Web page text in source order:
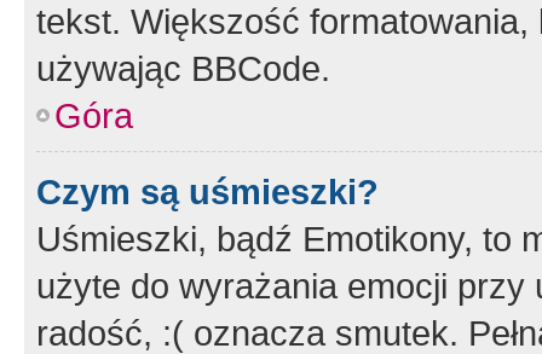
tekst. Większość
używając BBCode.
Góra
Czym są uśmieszki?
Uśmieszki, bądź Emotikony, to
użyte do wyrażania emocji
radość, :( oznacza smutek.